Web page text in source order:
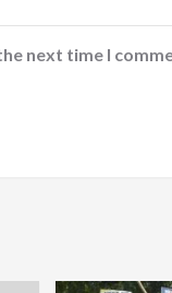
next time I